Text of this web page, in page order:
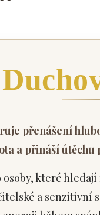
přenášení
a přináší
osoby, které
a senzitivní